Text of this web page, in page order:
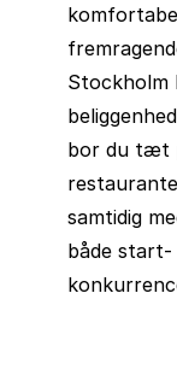
bor du tæt
samtidig
både start-